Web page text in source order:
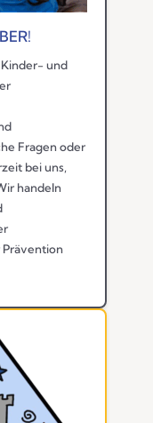
und
Fragen oder
bei uns,
handeln
Prävention